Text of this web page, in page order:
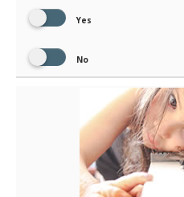
Yes
No